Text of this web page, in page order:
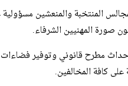
المنتخبة والمنعشين مسؤولية
صورة المهنيين الشرفاء.
مطرح قانوني وتوفير
على كافة المخالفين.